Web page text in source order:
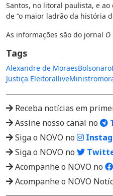
Santos, no litoral paulista, e
de “o maior ladrão da história
As informações são do jornal O
Tags
Alexandre de MoraesBolsonaro
Justiça EleitoralliveMinistro
Receba notícias em
Assine nosso canal no
Siga o NOVO no
Siga o NOVO no
Acompanhe o NOVO no
Acompanhe o NOVO